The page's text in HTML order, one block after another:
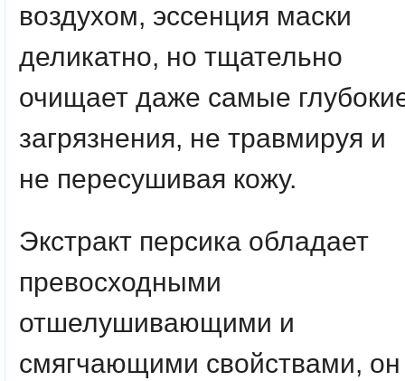
воздухом, эссенция маски
деликатно, но тщательно
очищает даже самые
загрязнения, не травмируя и
не пересушивая кожу.
Экстракт персика обладает
превосходными
отшелушивающими и
смягчающими свойствами, он